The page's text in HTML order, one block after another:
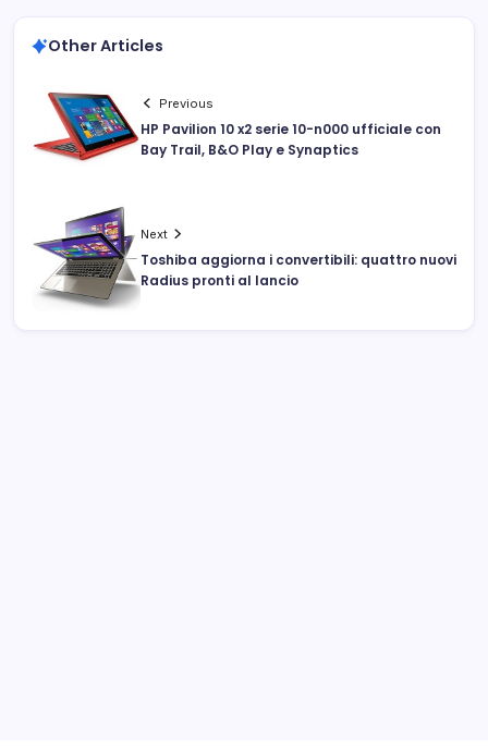
Other Articles
Previous
HP Pavilion 10 x2 serie 10-n000 ufficiale con
Bay Trail, B&O Play e Synaptics
Next
Toshiba aggiorna i convertibili: quattro nuovi
Radius pronti al lancio